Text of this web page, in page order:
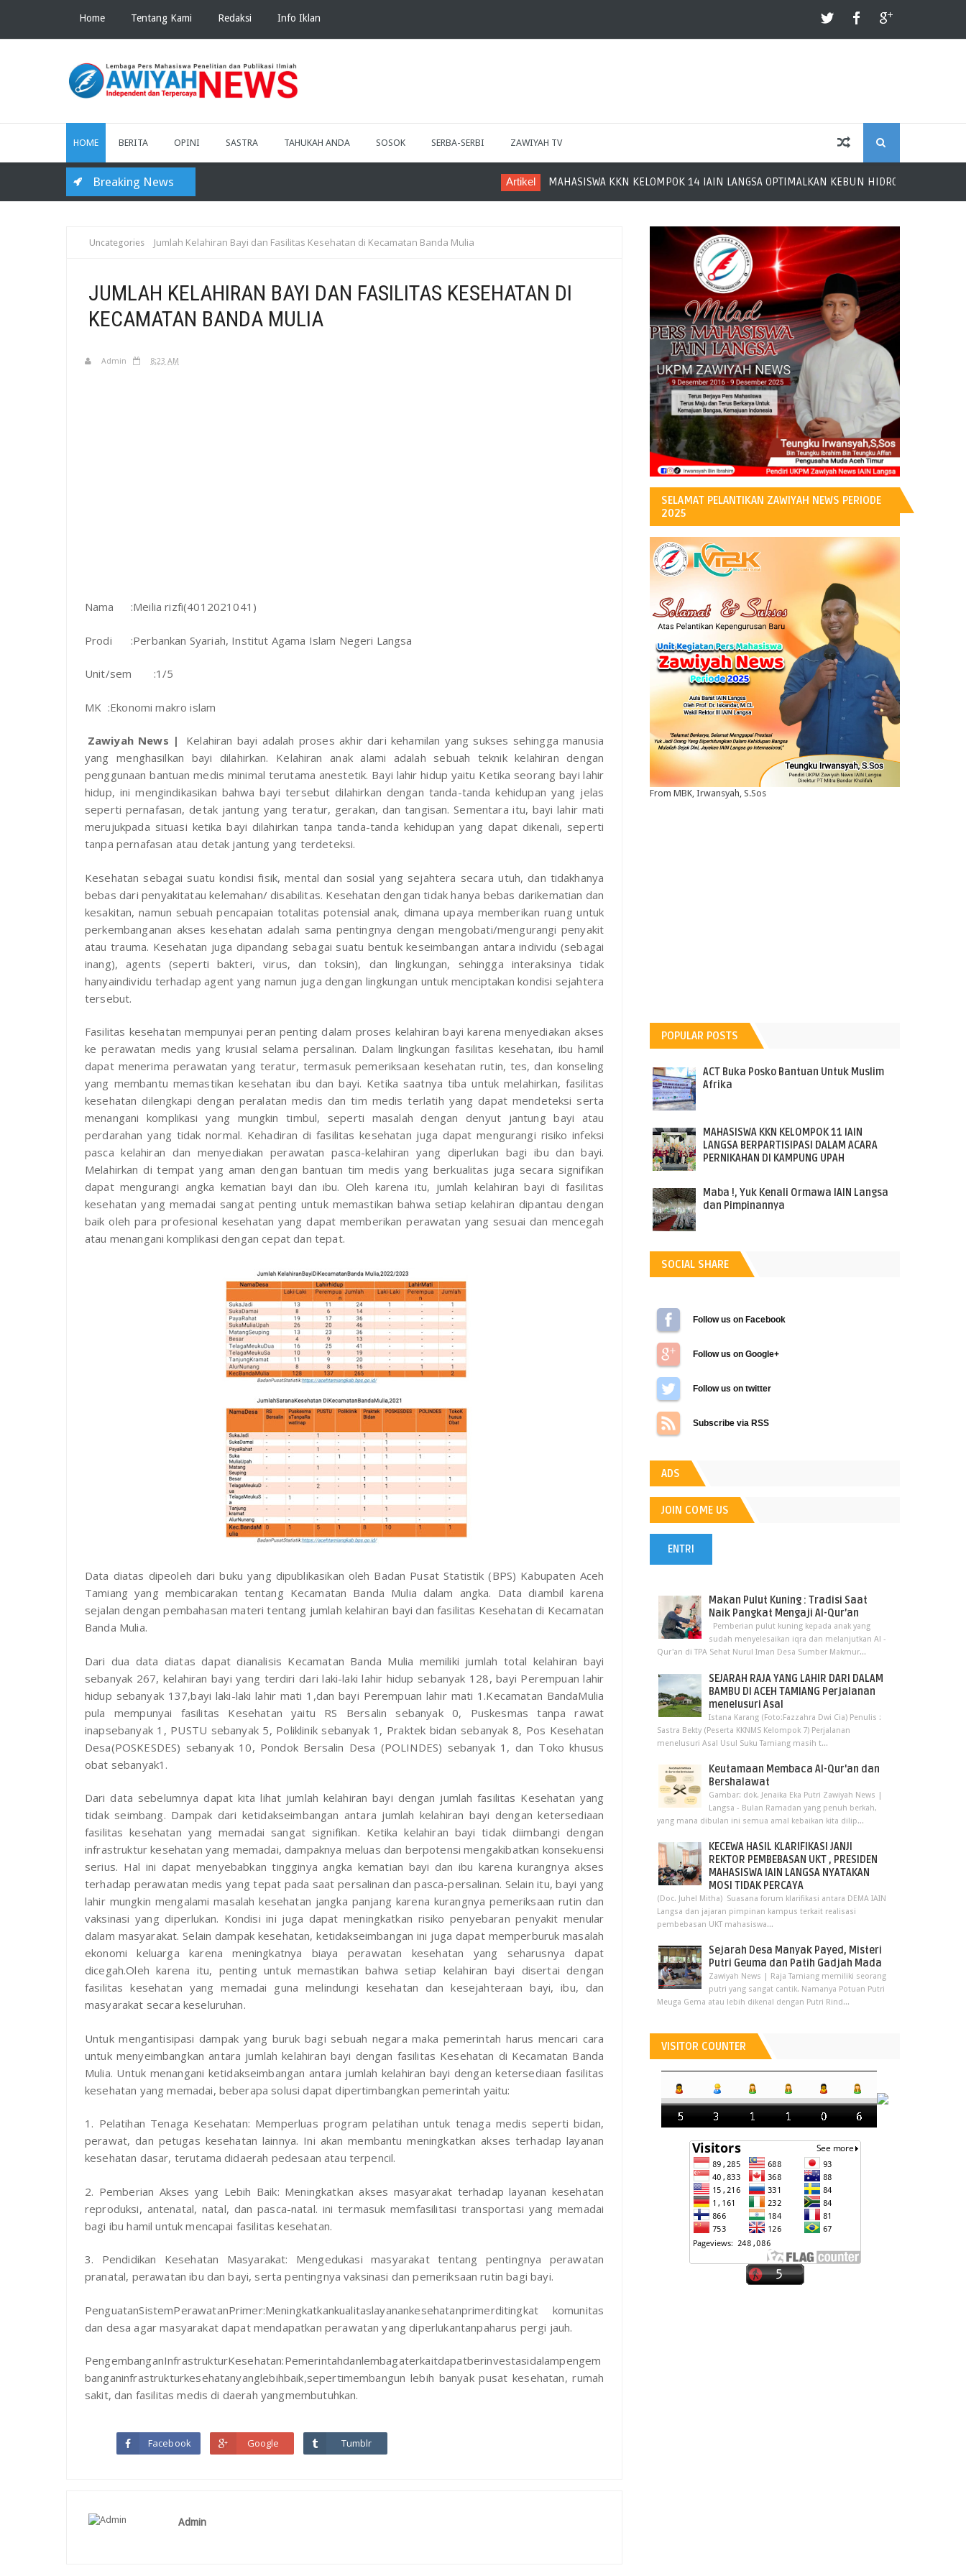
Home Tentang Kami Redaksi Info Iklan
HOME BERITA OPINI SASTRA TAHUKAH ANDA SOSOK SERBA-SERBI ZAWIYAH TV
E
R
C
H
Breaking News MAHASISWA KKN KELOMPOK 14 IAIN LANGSA OPTIMALKAN KEBUN HIDROPONIK BUMDES BANJARAN
Uncategories Jumlah Kelahiran Bayi dan Fasilitas Kesehatan di Kecamatan Banda Mulia
JUMLAH KELAHIRAN BAYI DAN FASILITAS KESEHATAN DI
KECAMATAN BANDA MULIA
Admin 8:23 AM
Nama :Meilia rizfi(4012021041)
Prodi :Perbankan Syariah, Institut Agama Islam Negeri Langsa
Unit/sem :1/5
MK :Ekonomi makro islam
Zawiyah News |
Kelahiran bayi adalah proses akhir dari kehamilan yang sukses sehingga manusia
yang menghasilkan bayi dilahirkan. Kelahiran anak alami adalah sebuah teknik kelahiran dengan
penggunaan bantuan medis minimal terutama anestetik. Bayi lahir hidup yaitu Ketika seorang bayi lahir
hidup, ini mengindikasikan bahwa bayi tersebut dilahirkan dengan tanda-tanda kehidupan yang jelas
seperti pernafasan, detak jantung yang teratur, gerakan, dan tangisan. Sementara itu, bayi lahir mati
merujukpada situasi ketika bayi dilahirkan tanpa tanda-tanda kehidupan yang dapat dikenali, seperti
tanpa pernafasan atau detak jantung yang terdeteksi.
Kesehatan sebagai suatu kondisi fisik, mental dan sosial yang sejahtera secara utuh, dan tidakhanya
bebas dari penyakitatau kelemahan/ disabilitas. Kesehatan dengan tidak hanya bebas darikematian dan
kesakitan, namun sebuah pencapaian totalitas potensial anak, dimana upaya memberikan ruang untuk
perkembanganan akses kesehatan adalah sama pentingnya dengan mengobati/mengurangi penyakit
atau trauma. Kesehatan juga dipandang sebagai suatu bentuk keseimbangan antara individu (sebagai
inang), agents (seperti bakteri, virus, dan toksin), dan lingkungan, sehingga interaksinya tidak
hanyaindividu terhadap agent yang namun juga dengan lingkungan untuk menciptakan kondisi sejahtera
tersebut.
Fasilitas kesehatan mempunyai peran penting dalam proses kelahiran bayi karena menyediakan akses
ke perawatan medis yang krusial selama persalinan. Dalam lingkungan fasilitas kesehatan, ibu hamil
dapat menerima perawatan yang teratur, termasuk pemeriksaan kesehatan rutin, tes, dan konseling
yang membantu memastikan kesehatan ibu dan bayi. Ketika saatnya tiba untuk melahirkan, fasilitas
kesehatan dilengkapi dengan peralatan medis dan tim medis terlatih yang dapat mendeteksi serta
menangani komplikasi yang mungkin timbul, seperti masalah dengan denyut jantung bayi atau
perdarahan yang tidak normal. Kehadiran di fasilitas kesehatan juga dapat mengurangi risiko infeksi
pasca kelahiran dan menyediakan perawatan pasca-kelahiran yang diperlukan bagi ibu dan bayi.
Melahirkan di tempat yang aman dengan bantuan tim medis yang berkualitas juga secara signifikan
dapat mengurangi angka kematian bayi dan ibu. Oleh karena itu, jumlah kelahiran bayi di fasilitas
kesehatan yang memadai sangat penting untuk memastikan bahwa setiap kelahiran dipantau dengan
baik oleh para profesional kesehatan yang dapat memberikan perawatan yang sesuai dan mencegah
atau menangani komplikasi dengan cepat dan tepat.
Data diatas dipeoleh dari buku yang dipublikasikan oleh Badan Pusat Statistik (BPS) Kabupaten Aceh
Tamiang yang membicarakan tentang Kecamatan Banda Mulia dalam angka. Data diambil karena
sejalan dengan pembahasan materi tentang jumlah kelahiran bayi dan fasilitas Kesehatan di Kecamatan
Banda Mulia.
Dari dua data diatas dapat dianalisis Kecamatan Banda Mulia memiliki jumlah total kelahiran bayi
sebanyak 267, kelahiran bayi yang terdiri dari laki-laki lahir hidup sebanyak 128, bayi Perempuan lahir
hidup sebanyak 137,bayi laki-laki lahir mati 1,dan bayi Perempuan lahir mati 1.Kecamatan BandaMulia
pula mempunyai fasilitas Kesehatan yaitu RS Bersalin sebanyak 0, Puskesmas tanpa rawat
inapsebanyak 1, PUSTU sebanyak 5, Poliklinik sebanyak 1, Praktek bidan sebanyak 8, Pos Kesehatan
Desa(POSKESDES) sebanyak 10, Pondok Bersalin Desa (POLINDES) sebanyak 1, dan Toko khusus
obat sebanyak1.
Dari data sebelumnya dapat kita lihat jumlah kelahiran bayi dengan jumlah fasilitas Kesehatan yang
tidak seimbang. Dampak dari ketidakseimbangan antara jumlah kelahiran bayi dengan ketersediaan
fasilitas kesehatan yang memadai sangat signifikan. Ketika kelahiran bayi tidak diimbangi dengan
infrastruktur kesehatan yang memadai, dampaknya meluas dan berpotensi mengakibatkan konsekuensi
serius. Hal ini dapat menyebabkan tingginya angka kematian bayi dan ibu karena kurangnya akses
terhadap perawatan medis yang tepat pada saat persalinan dan pasca-persalinan. Selain itu, bayi yang
lahir mungkin mengalami masalah kesehatan jangka panjang karena kurangnya pemeriksaan rutin dan
vaksinasi yang diperlukan. Kondisi ini juga dapat meningkatkan risiko penyebaran penyakit menular
dalam masyarakat. Selain dampak kesehatan, ketidakseimbangan ini juga dapat memperburuk masalah
ekonomi keluarga karena meningkatnya biaya perawatan kesehatan yang seharusnya dapat
dicegah.Oleh karena itu, penting untuk memastikan bahwa setiap kelahiran bayi disertai dengan
fasilitas kesehatan yang memadai guna melindungi kesehatan dan kesejahteraan bayi, ibu, dan
masyarakat secara keseluruhan.
Untuk mengantisipasi dampak yang buruk bagi sebuah negara maka pemerintah harus mencari cara
untuk menyeimbangkan antara jumlah kelahiran bayi dengan fasilitas Kesehatan di Kecamatan Banda
Mulia. Untuk menangani ketidakseimbangan antara jumlah kelahiran bayi dengan ketersediaan fasilitas
kesehatan yang memadai, beberapa solusi dapat dipertimbangkan pemerintah yaitu:
1. Pelatihan Tenaga Kesehatan: Memperluas program pelatihan untuk tenaga medis seperti bidan,
perawat, dan petugas kesehatan lainnya. Ini akan membantu meningkatkan akses terhadap layanan
kesehatan dasar, terutama didaerah pedesaan atau terpencil.
2. Pemberian Akses yang Lebih Baik: Meningkatkan akses masyarakat terhadap layanan kesehatan
reproduksi, antenatal, natal, dan pasca-natal. ini termasuk memfasilitasi transportasi yang memadai
bagi ibu hamil untuk mencapai fasilitas kesehatan.
3. Pendidikan Kesehatan Masyarakat: Mengedukasi masyarakat tentang pentingnya perawatan
pranatal, perawatan ibu dan bayi, serta pentingnya vaksinasi dan pemeriksaan rutin bagi bayi.
PenguatanSistemPerawatanPrimer:Meningkatkankualitaslayanankesehatanprimerditingkat komunitas
dan desa agar masyarakat dapat mendapatkan perawatan yang diperlukantanpaharus pergi jauh.
PengembanganInfrastrukturKesehatan:Pemerintahdanlembagaterkaitdapatberinvestasidalampengem
banganinfrastrukturkesehatanyanglebihbaik,sepertimembangun lebih banyak pusat kesehatan, rumah
sakit, dan fasilitas medis di daerah yangmembutuhkan.
Facebook Google Tumblr
Admin
SELAMAT PELANTIKAN ZAWIYAH NEWS PERIODE
2025
From MBK, Irwansyah, S.Sos
POPULAR POSTS
ACT Buka Posko Bantuan Untuk Muslim
Afrika
MAHASISWA KKN KELOMPOK 11 IAIN
LANGSA BERPARTISIPASI DALAM ACARA
PERNIKAHAN DI KAMPUNG UPAH
Maba !, Yuk Kenali Ormawa IAIN Langsa
dan Pimpinannya
SOCIAL SHARE
Follow us on Facebook
Follow us on Google+
Follow us on Twitter
Subscribe via RSS
ADS
JOIN COME US
ENTRI
Makan Pulut Kuning : Tradisi Saat
Naik Pangkat Mengaji Al-Qur’an
Pemberian pulut kuning kepada anak yang
sudah menyelesaikan iqra dan melanjutkan Al -
Qur'an di TPA Sehat Nurul Iman Desa Sumber Makmur...
SEJARAH RAJA YANG LAHIR DARI DALAM
BAMBU DI ACEH TAMIANG Perjalanan
menelusuri Asal
Istana Karang (Foto:Fazzahra Dwi Cia) Penulis :
Sastra Bekty (Peserta KKNMS Kelompok 7) Perjalanan
menelusuri Asal Usul Suku Tamiang masih t...
Keutamaan Membaca Al-Qur'an dan
Bershalawat
Gambar: dok. Jenaika Eka Putri Zawiyah News |
Langsa - Bulan Ramadan yang penuh berkah,
yang mana dibulan ini semua amal kebaikan kita dilip...
KECEWA HASIL KLARIFIKASI JANJI
REKTOR PEMBEBASAN UKT , PRESIDEN
MAHASISWA IAIN LANGSA NYATAKAN
MOSI TIDAK PERCAYA
(Doc. Juhel Mitha) Suasana forum klarifikasi antara DEMA IAIN
Langsa dan jajaran pimpinan kampus terkait realisasi
pembebasan UKT mahasiswa...
Sejarah Desa Manyak Payed, Misteri
Putri Geuma dan Patih Gadjah Mada
Zawiyah News | Raja Tamiang memiliki seorang
putri yang sangat cantik. Namanya Potuan Putri
Meuga Gema atau lebih dikenal dengan Putri Rind...
VISITOR COUNTER